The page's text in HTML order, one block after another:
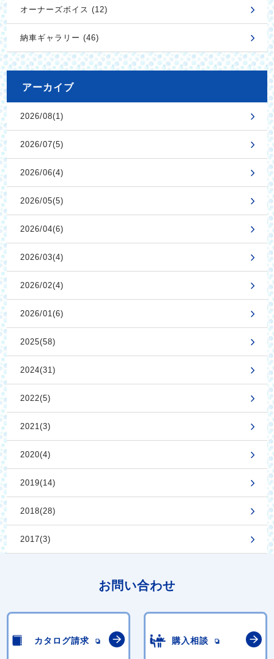
オーナーズボイス (12)
納車ギャラリー (46)
アーカイブ
2026/08(1)
2026/07(5)
2026/06(4)
2026/05(5)
2026/04(6)
2026/03(4)
2026/02(4)
2026/01(6)
2025(58)
2024(31)
2022(5)
2021(3)
2020(4)
2019(14)
2018(28)
2017(3)
お問い合わせ
カタログ請求 購入相談